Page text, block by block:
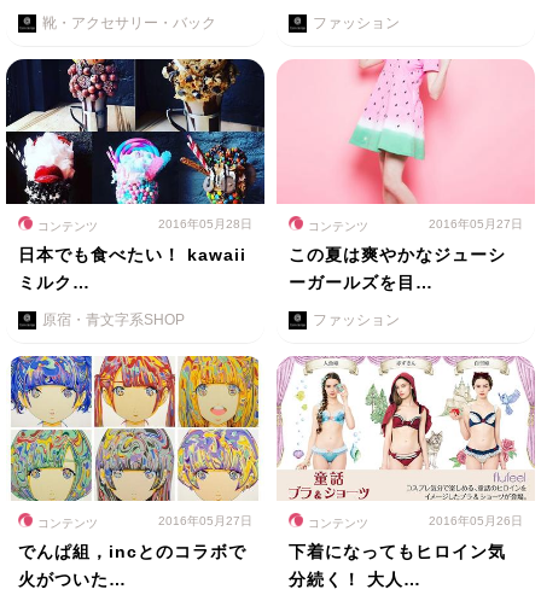
靴・アクセサリー・バック ファッション
コンテンツ 2016年05月28日
日本でも食べたい！ kawaii
ミルク…
原宿・青文字系SHOP
コンテンツ 2016年05月27日
この夏は爽やかなジューシ
ーガールズを目…
ファッション
コンテンツ 2016年05月27日
でんぱ組，incとのコラボで
火がついた…
コンテンツ 2016年05月26日
下着になってもヒロイン気
分続く！ 大人…